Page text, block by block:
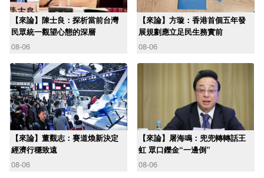
【來論】陳士良：探析當前台灣
民眾統一觀望心態的深層
08-06
【來論】方璇：香港首個五年發
展規劃應立足民生務實前
08-06
【來論】董觀志：賽道煥新決定
經濟行穩致遠
08-06
【來論】屠海鳴：兜兜轉轉話王
虹 眾口鑠金“一邊倒”
08-06